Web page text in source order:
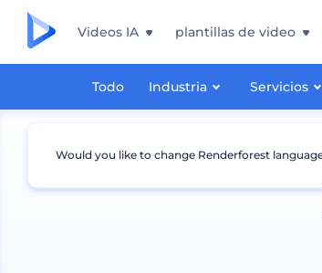
Videos IA plantillas de video
Todo Industria Servicios
Would you like to change Renderforest